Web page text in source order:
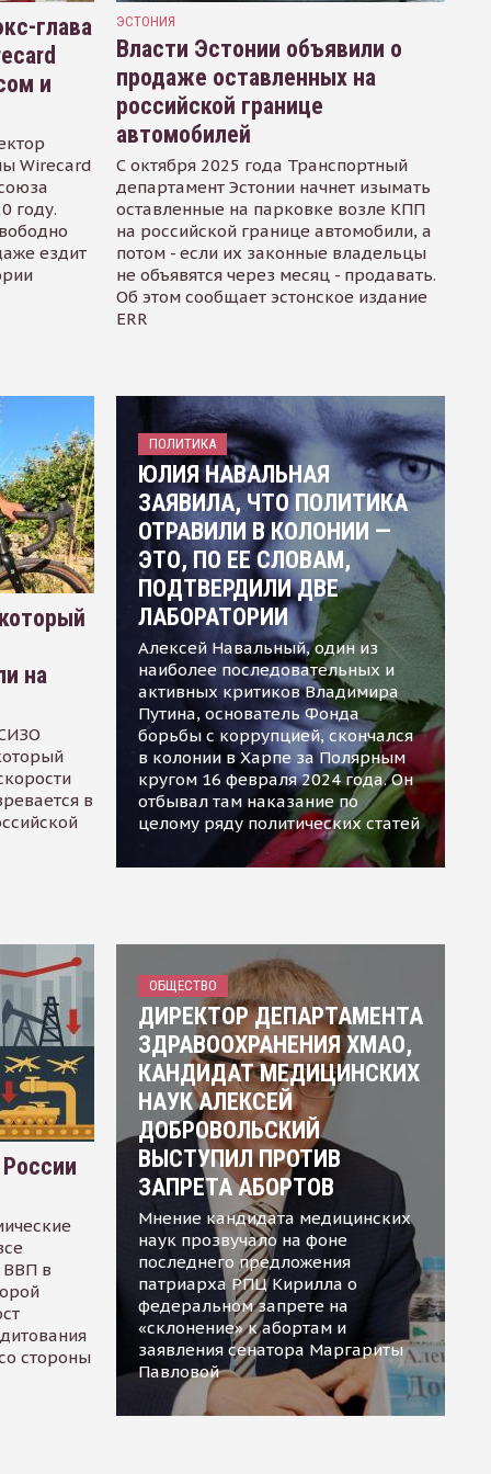
глава
и
Wirecard
году.
ездит
ЭСТОНИЯ
Власти Эстонии объявили о
продаже оставленных на
российской границе
автомобилей
С октября 2025 года Транспортный
департамент Эстонии начнет изымать
оставленные на парковке возле КПП
на российской границе автомобили, а
потом - если их законные владельцы
не объявятся через месяц - продавать.
Об этом сообщает эстонское издание
ERR
на
в
ПОЛИТИКА
ЮЛИЯ НАВАЛЬНАЯ
ЗАЯВИЛА, ЧТО ПОЛИТИКА
ОТРАВИЛИ В КОЛОНИИ —
ЭТО, ПО ЕЕ СЛОВАМ,
ПОДТВЕРДИЛИ ДВЕ
ЛАБОРАТОРИИ
Алексей Навальный, один из
наиболее последовательных и
активных критиков Владимира
Путина, основатель Фонда
борьбы с коррупцией, скончался
в колонии в Харпе за Полярным
кругом 16 февраля 2024 года. Он
отбывал там наказание по
целому ряду политических статей
ВВП в
стороны
ОБЩЕСТВО
ДИРЕКТОР ДЕПАРТАМЕНТА
ЗДРАВООХРАНЕНИЯ ХМАО,
КАНДИДАТ МЕДИЦИНСКИХ
НАУК АЛЕКСЕЙ
ДОБРОВОЛЬСКИЙ
ВЫСТУПИЛ ПРОТИВ
ЗАПРЕТА АБОРТОВ
Мнение кандидата медицинских
наук прозвучало на фоне
последнего предложения
патриарха РПЦ Кирилла о
федеральном запрете на
«склонение» к абортам и
заявления сенатора Маргариты
Павловой